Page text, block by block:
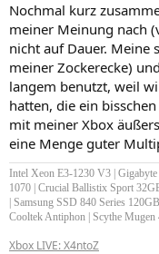
Nochmal kurz
meiner Meinung nach
nicht auf Dauer. Meine
meiner Zockerecke)
langem benutzt, weil
hatten, die ein
mit meiner Xbox
eine Menge guter
Intel Xeon E3-1230 V3 |
1070 | Crucial Ballistix Sport
| Samsung SSD 840 Series
Cooltek Antiphon | Scythe Mugen
Xbox LIVE: X4ntoZ